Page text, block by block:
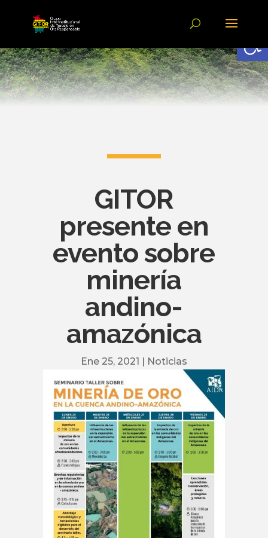
GITOR
presente en
evento sobre
minería
andino-
amazónica
Ene 25, 2021 | Noticias